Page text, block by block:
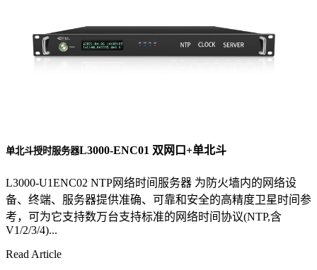
单北斗授时服务器L3000-ENC01 双网口+单北斗
L3000-U1ENC02 NTP网络时间服务器 为防火墙内的网络设
备、终端、服务器提供准确、可靠和安全的高精度卫星时间参
考，可为它支持数万台支持标准的网络时间协议(NTP,含
V1/2/3/4)...
Read Article